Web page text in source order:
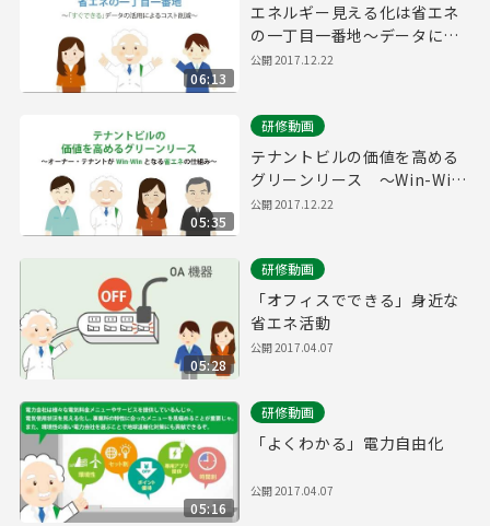
06:13
エネルギー見える化は省エネ
の一丁目一番地～データによ
るコスト削減～
公開2017.12.22
05:35
研修動画
テナントビルの価値を高める
グリーンリース ～Win-Win
の省エネ手法～
公開2017.12.22
05:28
研修動画
「オフィスでできる」身近な
省エネ活動
公開2017.04.07
05:16
研修動画
「よくわかる」電力自由化
公開2017.04.07